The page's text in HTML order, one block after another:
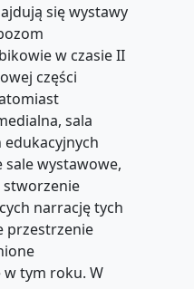
się wystawy
w czasie II
części
sala
sale wystawowe,
stworzenie
narrację tych
przestrzenie
w tym roku. W